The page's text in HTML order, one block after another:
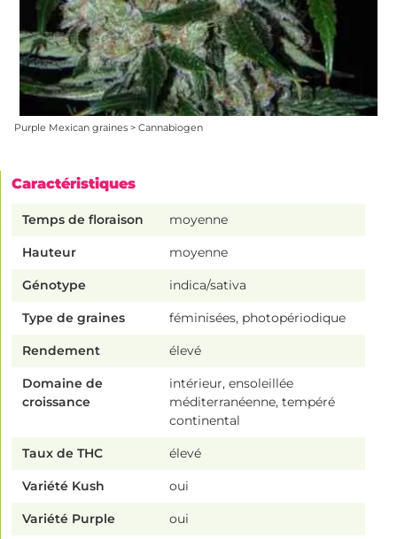
Purple Mexican graines > Cannabiogen
Caractéristiques
Temps de floraison moyenne
Hauteur moyenne
Génotype indica/sativa
Type de graines féminisées, photopériodique
Rendement élevé
Domaine de
croissance
intérieur, ensoleillée
méditerranéenne, tempéré
continental
Taux de THC élevé
Variété Kush oui
Variété Purple oui